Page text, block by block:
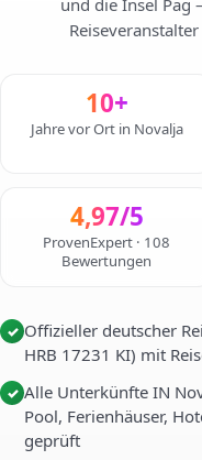
und die Insel Pag
10+
Jahre vor Ort in Novalja
4,97/5
ProvenExpert · 108
Bewertungen
✓ Offizieller deutscher
HRB 17231 KI) mit
✓ Alle Unterkünfte IN
Pool, Ferienhäuser,
geprüft